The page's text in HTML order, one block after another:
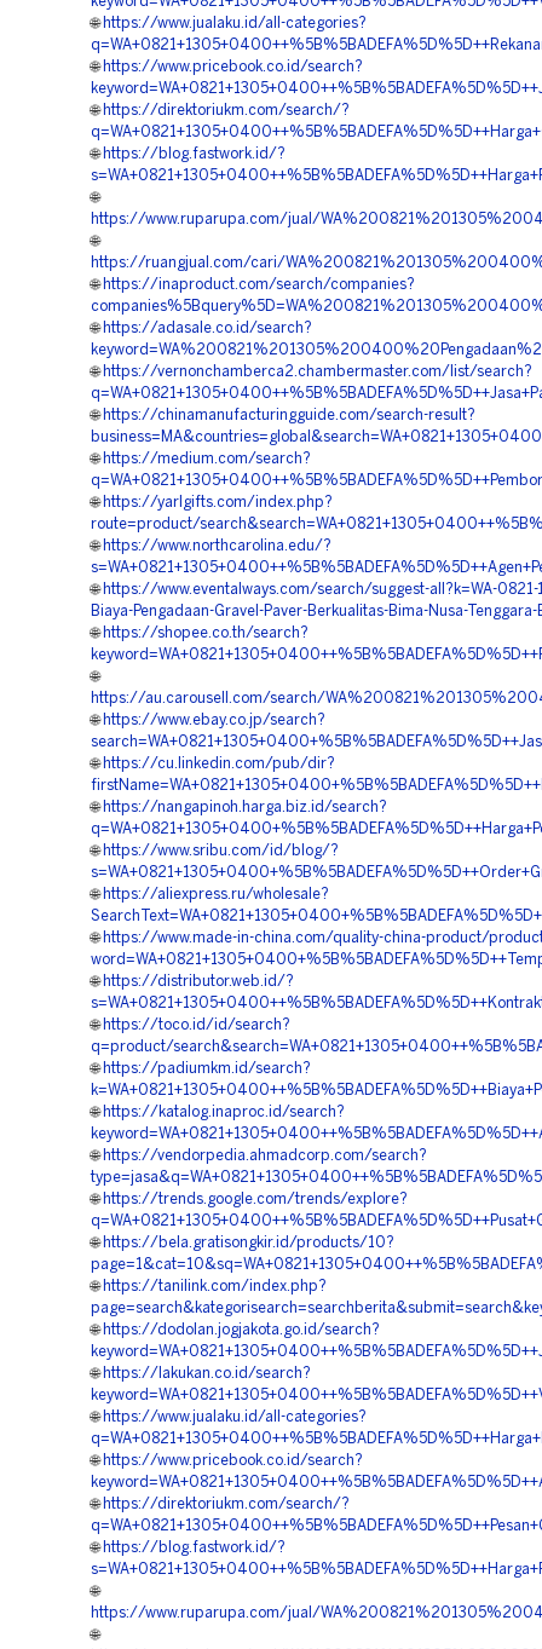
🌐 https://www.jualaku.id/all-categories?
🌐 https://www.pricebook.co.id/search?
🌐 https://direktoriukm.com/search/?
🌐 https://blog.fastwork.id/?
🌐
https://www.ruparupa.com/jual/
🌐
https://ruangjual.com/cari/
🌐 https://inaproduct.com/search/companies?
🌐 https://adasale.co.id/search?
🌐 https://vernonchamberca2.chambermaster.com/list/search?
🌐 https://chinamanufacturingguide.com/search-result?
🌐 https://medium.com/search?
🌐 https://yarlgifts.com/index.php?
route=product/
🌐 https://www.northcarolina.edu/?
🌐 https://www.eventalways.com/search/suggest-all?k=WA-
Biaya-Pengadaan-Gravel-Paver-Berkualitas-Bima-Nusa-Tenggara-
🌐 https://shopee.co.th/search?
🌐
https://au.carousell.com/search/
🌐 https://www.ebay.co.jp/search?
🌐 https://cu.linkedin.com/pub/dir?
🌐 https://nangapinoh.harga.biz.id/search?
🌐 https://www.sribu.com/id/blog/?
🌐 https://aliexpress.ru/wholesale?
🌐 https://www.made-in-china.com/quality-china-product/
🌐 https://distributor.web.id/?
🌐 https://toco.id/id/search?
q=product/
🌐 https://padiumkm.id/search?
🌐 https://katalog.inaproc.id/search?
🌐 https://vendorpedia.ahmadcorp.com/search?
🌐 https://trends.google.com/trends/explore?
🌐 https://bela.gratisongkir.id/products/10?
🌐 https://tanilink.com/index.php?
🌐 https://dodolan.jogjakota.go.id/search?
🌐 https://lakukan.co.id/search?
🌐 https://www.jualaku.id/all-categories?
🌐 https://www.pricebook.co.id/search?
🌐 https://direktoriukm.com/search/?
🌐 https://blog.fastwork.id/?
🌐
https://www.ruparupa.com/jual/
🌐